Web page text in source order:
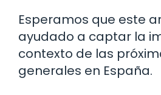
Esperamos que este
ayudado a captar la
contexto de las
generales en España.